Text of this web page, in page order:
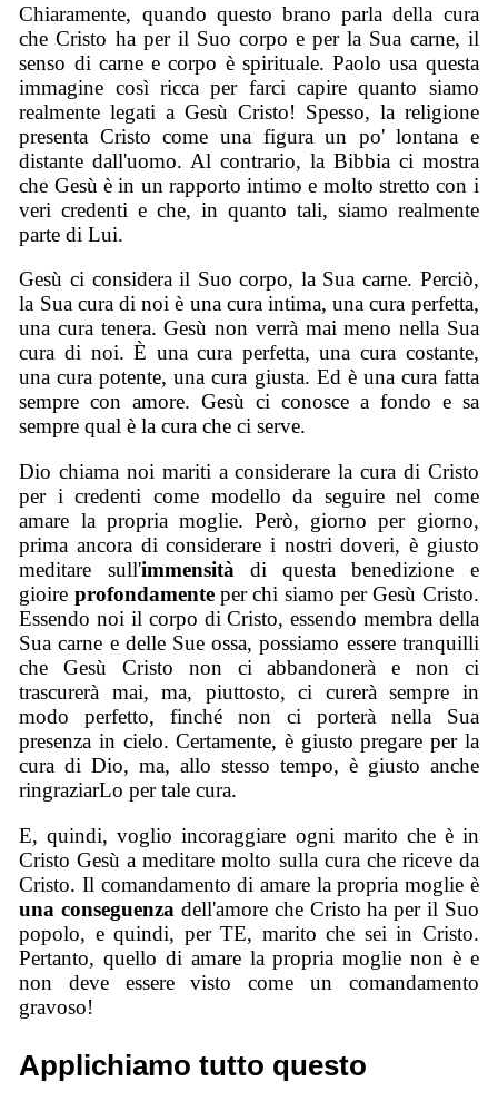
Chiaramente, quando questo brano parla della cura
che Cristo ha per il Suo corpo e per la Sua carne, il
senso di carne e corpo è spirituale. Paolo usa questa
immagine così ricca per farci capire quanto siamo
realmente legati a Gesù Cristo! Spesso, la religione
presenta Cristo come una figura un po' lontana e
distante dall'uomo. Al contrario, la Bibbia ci mostra
che Gesù è in un rapporto intimo e molto stretto con i
veri credenti e che, in quanto tali, siamo realmente
parte di Lui.
Gesù ci considera il Suo corpo, la Sua carne. Perciò,
la Sua cura di noi è una cura intima, una cura perfetta,
una cura tenera. Gesù non verrà mai meno nella Sua
cura di noi. È una cura perfetta, una cura costante,
una cura potente, una cura giusta. Ed è una cura fatta
sempre con amore. Gesù ci conosce a fondo e sa
sempre qual è la cura che ci serve.
Dio chiama noi mariti a considerare la cura di Cristo
per i credenti come modello da seguire nel come
amare la propria moglie. Però, giorno per giorno,
prima ancora di considerare i nostri doveri, è giusto
meditare sull'immensità di questa benedizione e
gioire profondamenteper chi siamo per Gesù Cristo.
Essendo noi il corpo di Cristo, essendo membra della
Sua carne e delle Sue ossa, possiamo essere tranquilli
che Gesù Cristo non ci abbandonerà e non ci
trascurerà mai, ma, piuttosto, ci curerà sempre in
modo perfetto, finché non ci porterà nella Sua
presenza in cielo. Certamente, è giusto pregare per la
cura di Dio, ma, allo stesso tempo, è giusto anche
ringraziarLo per tale cura.
E, quindi, voglio incoraggiare ogni marito che è in
Cristo Gesù a meditare molto sulla cura che riceve da
Cristo. Il comandamento di amare la propria moglie è
una conseguenza dell'amore che Cristo ha per il Suo
popolo, e quindi, per TE, marito che sei in Cristo.
Pertanto, quello di amare la propria moglie non è e
non deve essere visto come un comandamento
gravoso!
Applichiamo tutto questo